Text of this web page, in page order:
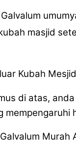
masjid
Kubah
di atas,